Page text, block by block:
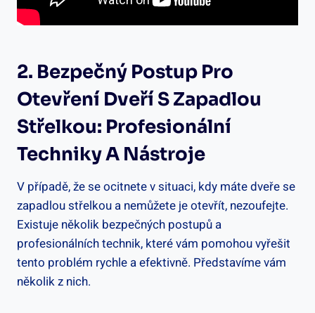
2. Bezpečný Postup Pro
Otevření Dveří S Zapadlou
Střelkou: Profesionální
Techniky A Nástroje
V případě, že se ocitnete v situaci, kdy máte dveře se
zapadlou střelkou a nemůžete je otevřít, nezoufejte.
Existuje několik bezpečných postupů a
profesionálních technik, které vám⁤ pomohou vyřešit
tento problém rychle a efektivně. Představíme vám
několik z nich.